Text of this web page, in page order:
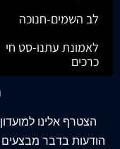
לב השמים-חנוכה
לאמונת עתנו-סט חי
כרכים
הצטרף אלינו
הודעות בדבר מבצעים